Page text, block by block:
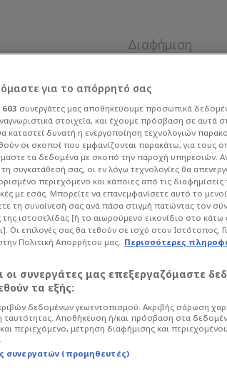
τον
της Φενέρμπαχτσε, η
διάσταση που ξεπερνά τα
για το απόρρητό σας
603 συνεργάτες μας αποθηκεύουμε προσωπικά
στοιχεία, και έχουμε πρόσβαση σε αυτά
καταστεί δυνατή η ενεργοποίηση τεχνολογιών
οι σκοποί που εμφανίζονται παρακάτω, για τους
τα δεδομένα με σκοπό την παροχή υπηρεσιών.
συγκατάθεσή σας, οι εν λόγω τεχνολογίες θα
περιεχόμενο και κάποιες από τις
με εσάς. Μπορείτε να επανεμφανίσετε αυτό το μενού
τη συναίνεσή σας ανά πάσα στιγμή πατώντας τον
ιστοσελίδας [ή το αιωρούμενο εικονίδιο στο κάτω
Οι επιλογές σας θα τεθούν σε ισχύ στον Ιστότοπος.
Πολιτική Απορρήτου μας. Περισσότερες
οι συνεργάτες μας επεξεργαζόμαστε
τα εξής:
δεδομένων γεωεντοπισμού. Ακριβής σάρωση
ταυτότητας. Αποθήκευση ή/και πρόσβαση στα
περιεχόμενο, μέτρηση διαφήμισης και
συνεργατών (προμηθευτές)